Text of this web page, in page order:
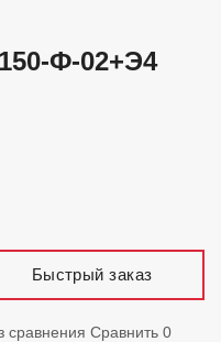
Ф-02+Э4
Быстрый заказ
сравнения Сравнить 0